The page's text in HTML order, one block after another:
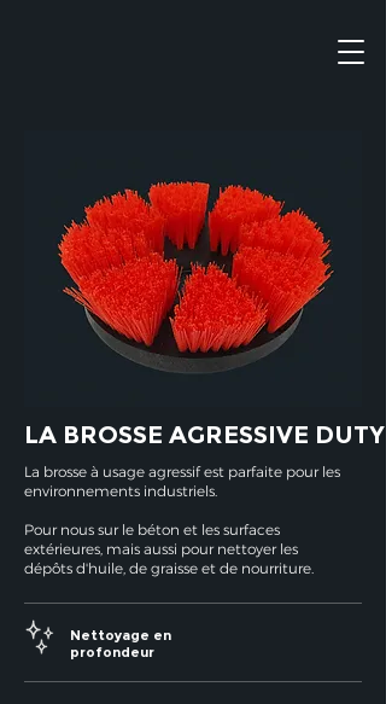
LA BROSSE AGRESSIVE DUTY
La brosse à usage agressif est parfaite pour les
environnements industriels.
Pour nous sur le béton et les surfaces
extérieures, mais aussi pour nettoyer les
dépôts d'huile, de graisse et de nourriture.
Nettoyage en
profondeur